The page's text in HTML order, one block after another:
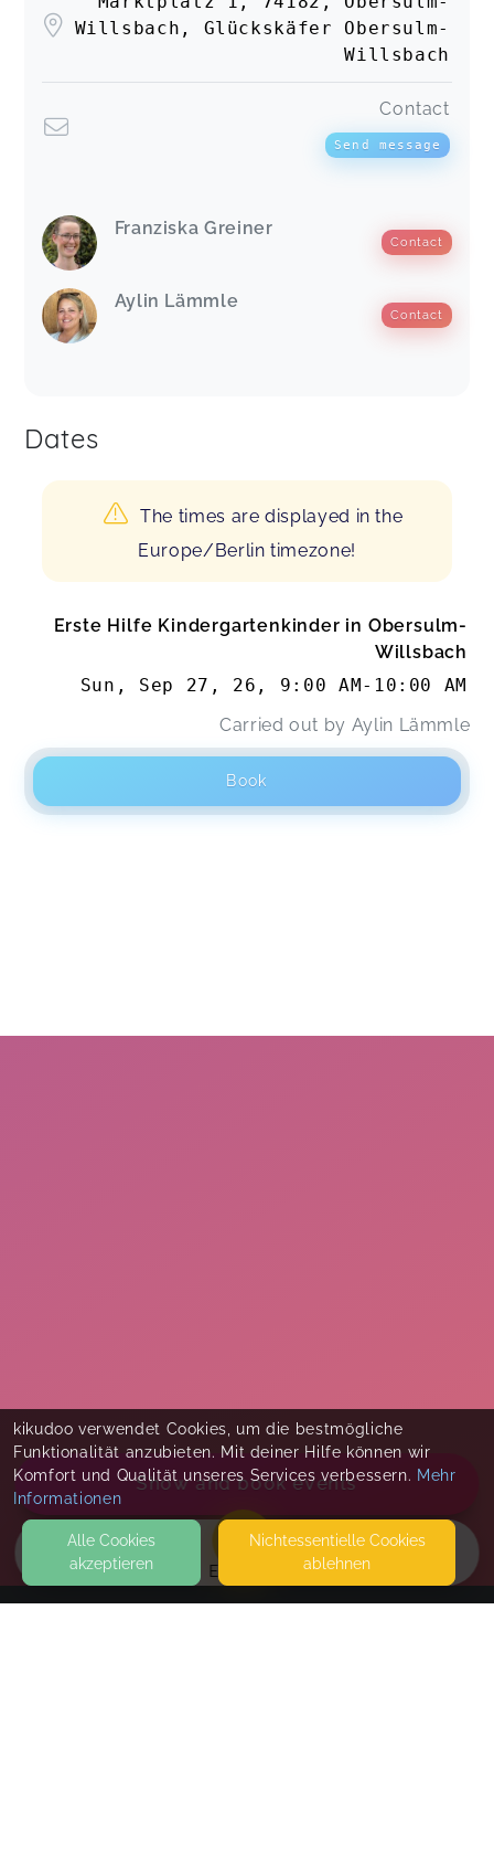
EVENTS
Willsbach, Glückskäfer Obersulm-
Willsbach
Contact
Send message
Franziska Greiner
Contact
Aylin Lämmle
Contact
Dates
The times are displayed in the
Europe/Berlin timezone!
Erste Hilfe Kindergartenkinder in Obersulm-
Willsbach
Sun, Sep 27, 26 , 9:00 AM- 10:00 AM
Carried out by Aylin Lämmle
Book
Show and book events
kikudoo verwendet Cookies, um die bestmögliche
Funktionalität anzubieten. Mit deiner Hilfe können wir
Komfort und Qualität unseres Services verbessern. Mehr
Informationen
Alle Cookies
akzeptieren
Nicht­essentielle Cookies
ablehnen